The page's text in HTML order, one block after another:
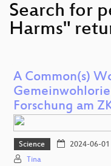
Search for
Harms"
A Common(s)
Forschung am
Science 2024-06-01
Tina